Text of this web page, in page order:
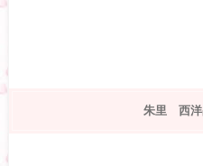
朱里 西洋